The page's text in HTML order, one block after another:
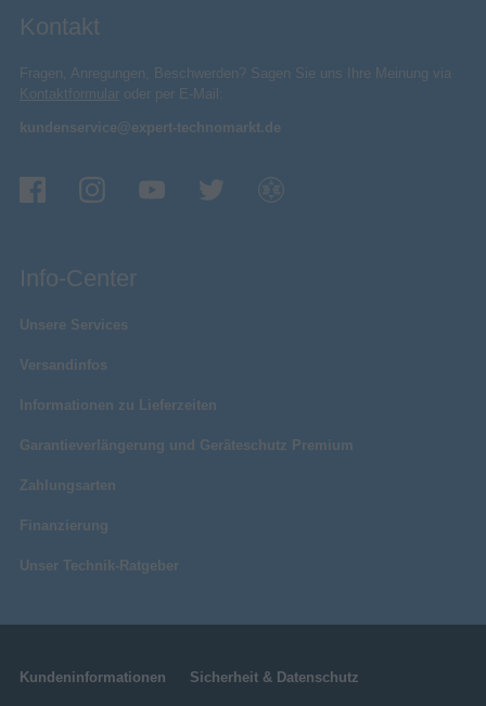
Kontakt
Fragen, Anregungen, Beschwerden? Sagen Sie uns Ihre Meinung via
Kontaktformular oder per E-Mail:
kundenservice@expert-technomarkt.de
Info-Center
Unsere Services
Versandinfos
Informationen zu Lieferzeiten
Garantieverlängerung und Geräteschutz Premium
Zahlungsarten
Finanzierung
Unser Technik-Ratgeber
Kundeninformationen Sicherheit & Datenschutz